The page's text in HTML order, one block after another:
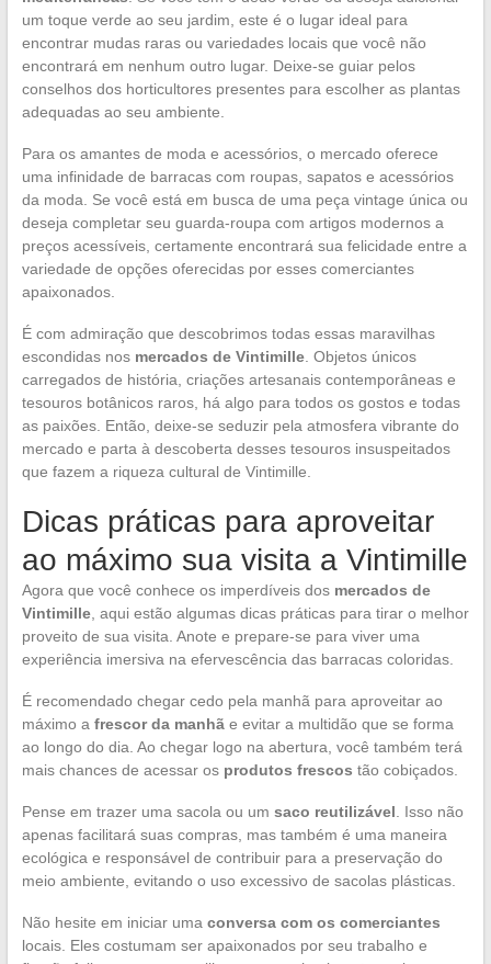
um toque verde ao seu jardim, este é o lugar ideal para
encontrar mudas raras ou variedades locais que você não
encontrará em nenhum outro lugar. Deixe-se guiar pelos
conselhos dos horticultores presentes para escolher as plantas
adequadas ao seu ambiente.
Para os amantes de moda e acessórios, o mercado oferece
uma infinidade de barracas com roupas, sapatos e acessórios
da moda. Se você está em busca de uma peça vintage única ou
deseja completar seu guarda-roupa com artigos modernos a
preços acessíveis, certamente encontrará sua felicidade entre a
variedade de opções oferecidas por esses comerciantes
apaixonados.
É com admiração que descobrimos todas essas maravilhas
escondidas nos mercados de Vintimille. Objetos únicos
carregados de história, criações artesanais contemporâneas e
tesouros botânicos raros, há algo para todos os gostos e todas
as paixões. Então, deixe-se seduzir pela atmosfera vibrante do
mercado e parta à descoberta desses tesouros insuspeitados
que fazem a riqueza cultural de Vintimille.
Dicas práticas para aproveitar
ao máximo sua visita a Vintimille
Agora que você conhece os imperdíveis dos mercados de
Vintimille, aqui estão algumas dicas práticas para tirar o melhor
proveito de sua visita. Anote e prepare-se para viver uma
experiência imersiva na efervescência das barracas coloridas.
É recomendado chegar cedo pela manhã para aproveitar ao
máximo a frescor da manhãe evitar a multidão que se forma
ao longo do dia. Ao chegar logo na abertura, você também terá
mais chances de acessar os produtos frescos tão cobiçados.
Pense em trazer uma sacola ou um saco reutilizável . Isso não
apenas facilitará suas compras, mas também é uma maneira
ecológica e responsável de contribuir para a preservação do
meio ambiente, evitando o uso excessivo de sacolas plásticas.
Não hesite em iniciar uma conversa com os comerciantes
locais. Eles costumam ser apaixonados por seu trabalho e